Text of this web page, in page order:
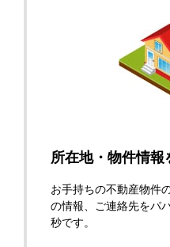
所在地・物件情報
お手持ちの不動産物件
の情報、ご連絡先をパ
秒です。